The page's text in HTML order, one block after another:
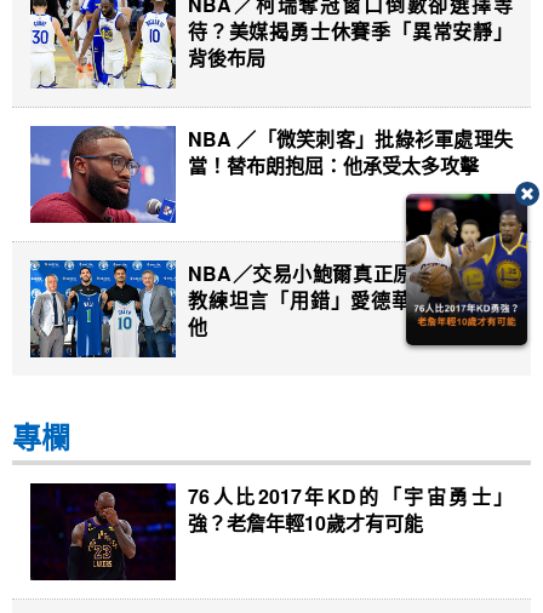
待？美媒揭勇士休賽季「異常安靜」
背後布局
NBA ／「微笑刺客」批綠衫軍處理失
當！替布朗抱屈：他承受太多攻擊
NBA／交易小鮑爾真正原因曝光！總
教練坦言「用錯」愛德華：我們害了
他
專欄
76人比2017年KD的「宇宙勇士」
強？老詹年輕10歲才有可能